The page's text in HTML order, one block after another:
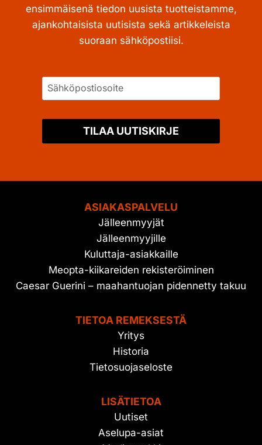
ensimmäisenä tiedon uusista tuotteistamme,
ajankohtaisista uutisista sekä artikkeleista
suoraan sähköpostiisi.
TILAA UUTISKIRJE
ASIAKASPALVELU
Jälleenmyyjät
Jälleenmyyjille
Kuluttaja-asiakkaille
Meopta-kiikareiden rekisteröiminen
Caesar Guerini – maahantuojan pidennetty takuu
TIETOA REMEKSESTÄ
Yritys
Historia
Tietosuojaseloste
LISÄTIETOA
Uutiset
Aselupa-asiat